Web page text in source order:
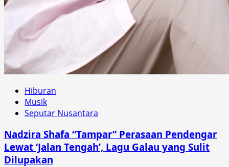
Hiburan
Musik
Seputar Nusantara
Nadzira Shafa “Tampar” Perasaan Pendengar
Lewat ‘Jalan Tengah’, Lagu Galau yang Sulit
Dilupakan